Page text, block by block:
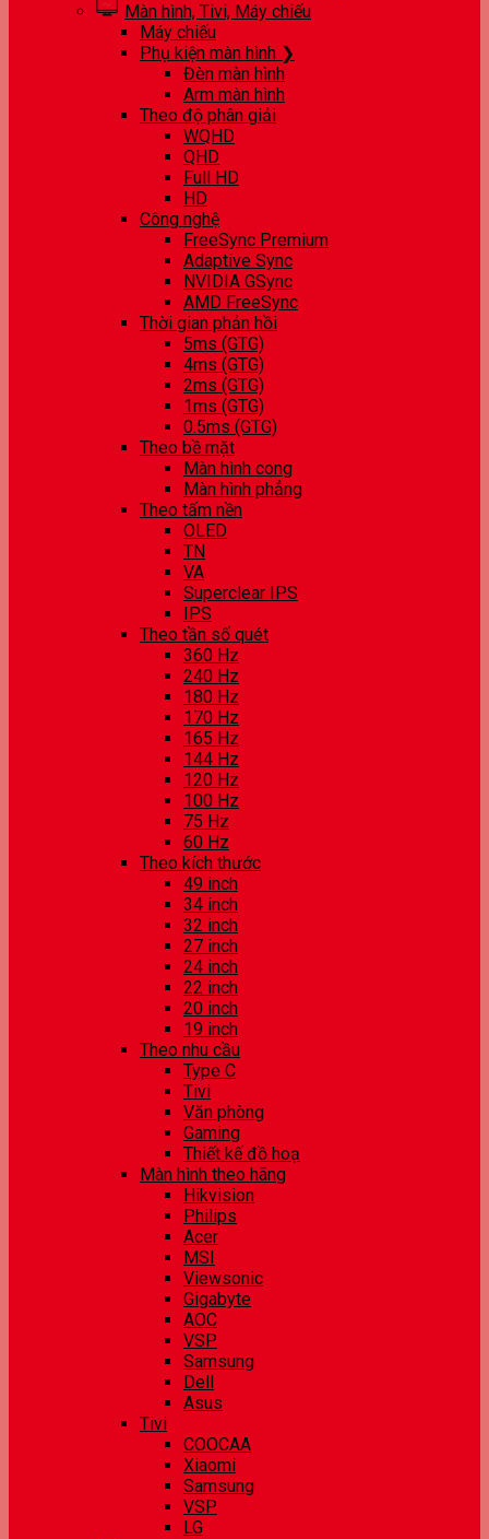
Màn hình, Tivi, Máy chiếu
Máy chiếu
Phụ kiện màn hình ❯
Đèn màn hình
Arm màn hình
Theo độ phân giải
WQHD
QHD
Full HD
HD
Công nghệ
FreeSync Premium
Adaptive Sync
NVIDIA GSync
AMD FreeSync
Thời gian phản hồi
5ms (GTG)
4ms (GTG)
2ms (GTG)
1ms (GTG)
0.5ms (GTG)
Theo bề mặt
Màn hình cong
Màn hình phẳng
Theo tấm nền
OLED
TN
VA
Superclear IPS
IPS
Theo tần số quét
360 Hz
240 Hz
180 Hz
170 Hz
165 Hz
144 Hz
120 Hz
100 Hz
75 Hz
60 Hz
Theo kích thước
49 inch
34 inch
32 inch
27 inch
24 inch
22 inch
20 inch
19 inch
Theo nhu cầu
Type C
Tivi
Văn phòng
Gaming
Thiết kế đồ hoạ
Màn hình theo hãng
Hikvision
Philips
Acer
MSI
Viewsonic
Gigabyte
AOC
VSP
Samsung
Dell
Asus
Tivi
COOCAA
Xiaomi
Samsung
VSP
LG